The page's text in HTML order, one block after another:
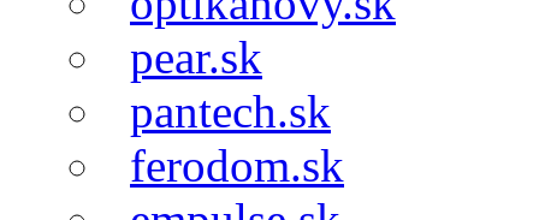
pear.sk
pantech.sk
ferodom.sk